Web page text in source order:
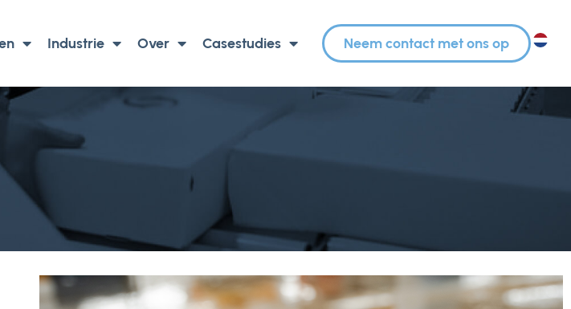
Industrie Over Casestudies Neem contact met ons op